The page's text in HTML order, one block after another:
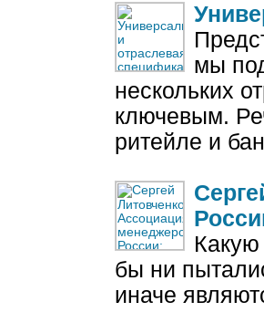
мы
нескольких
ключевым.
ритейле и
Какую
бы ни
иначе